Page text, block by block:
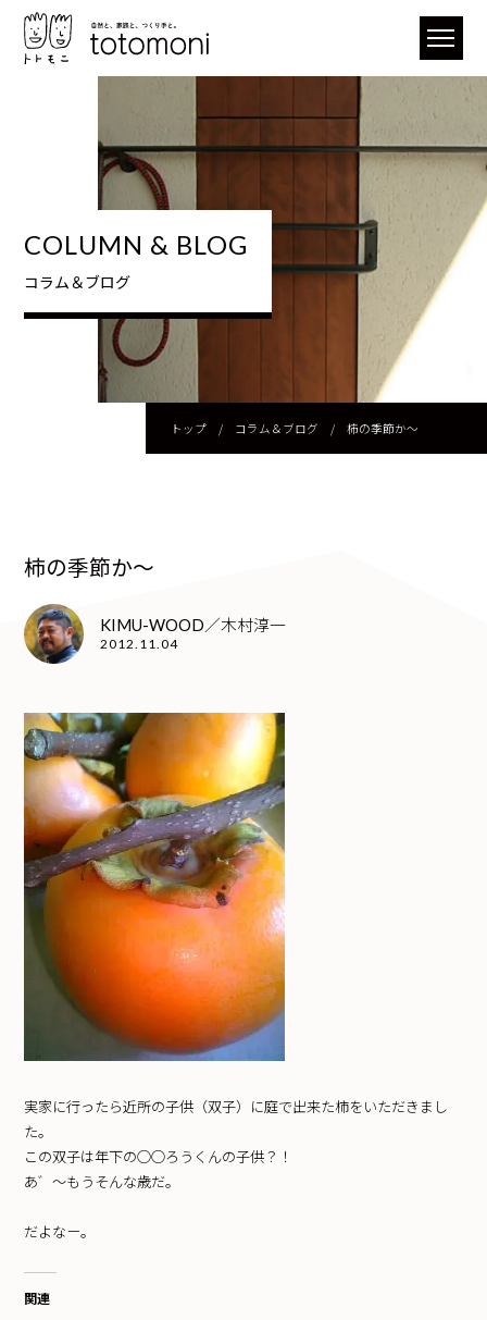
COLUMN & BLOG
コラム＆ブログ
トップ/ コラム＆ブログ / 柿の季節か〜
柿の季節か〜
KIMU-WOOD／木村淳一
2012.11.04
実家に行ったら近所の子供（双子）に庭で出来た柿をいただきまし
た。
この双子は年下の○○ろうくんの子供？！
あ゛〜もうそんな歳だ。
だよなー。
関連